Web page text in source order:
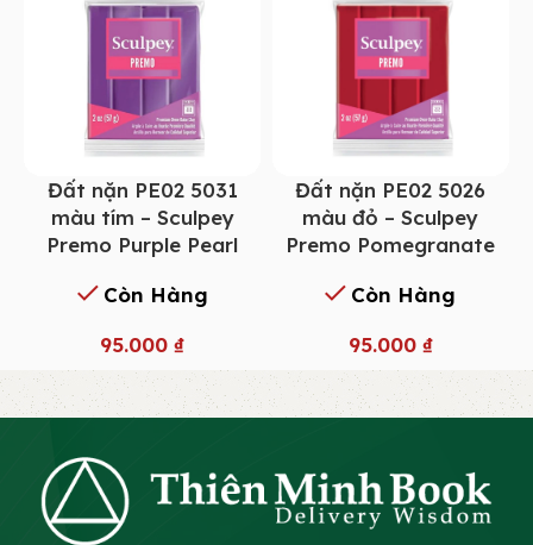
Đất nặn PE02 5031
màu tím – Sculpey
Premo Purple Pearl
Còn Hàng
95.000 ₫
Đất nặn PE02 5026
màu đỏ – Sculpey
Premo Pomegranate
Còn Hàng
95.000 ₫